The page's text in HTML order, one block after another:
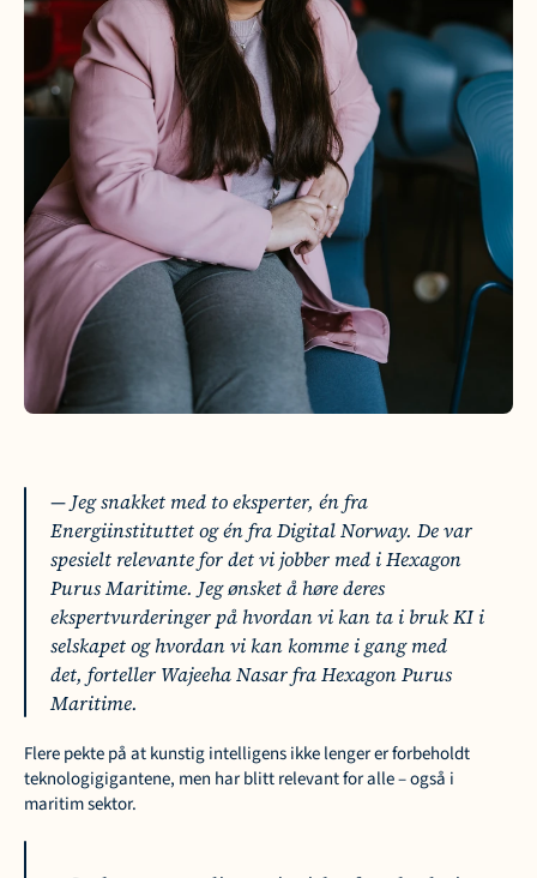
— Jeg snakket med to eksperter, én fra
Energiinstituttet og én fra Digital Norway. De var
spesielt relevante for det vi jobber med i Hexagon
Purus Maritime. Jeg ønsket å høre deres
ekspertvurderinger på hvordan vi kan ta i bruk KI i
selskapet og hvordan vi kan komme i gang med
det, forteller Wajeeha Nasar fra Hexagon Purus
Maritime.
Flere pekte på at kunstig intelligens ikke lenger er forbeholdt
teknologigigantene, men har blitt relevant for alle – også i
maritim sektor.